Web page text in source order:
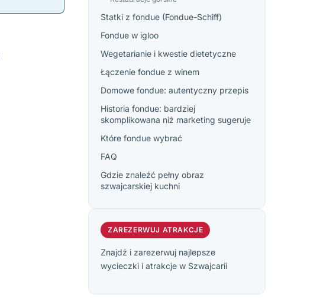
Statki z fondue (Fondue-Schiff)
Fondue w igloo
Wegetarianie i kwestie dietetyczne
Łączenie fondue z winem
Domowe fondue: autentyczny przepis
Historia fondue: bardziej
skomplikowana niż marketing sugeruje
Które fondue wybrać
FAQ
Gdzie znaleźć pełny obraz
szwajcarskiej kuchni
ZAREZERWUJ ATRAKCJE
Znajdź i zarezerwuj najlepsze
wycieczki i atrakcje w Szwajcarii